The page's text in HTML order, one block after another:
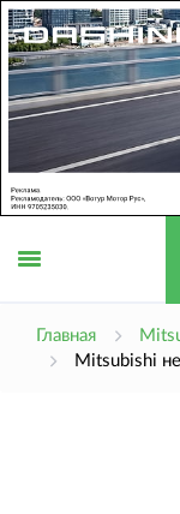
Главная
Mitsubishi